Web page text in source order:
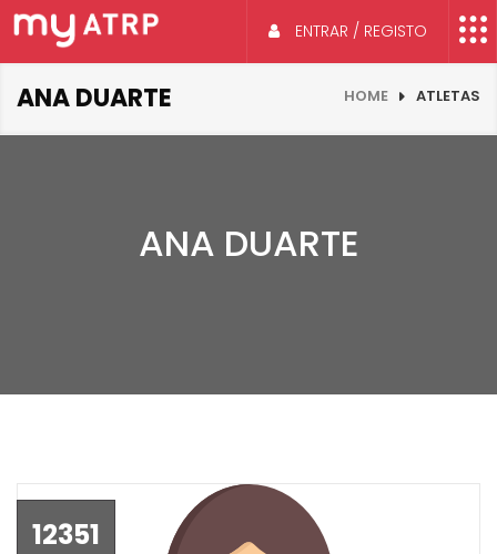
ENTRAR / REGISTO
ANA DUARTE HOME ATLETAS
ANA DUARTE
12351